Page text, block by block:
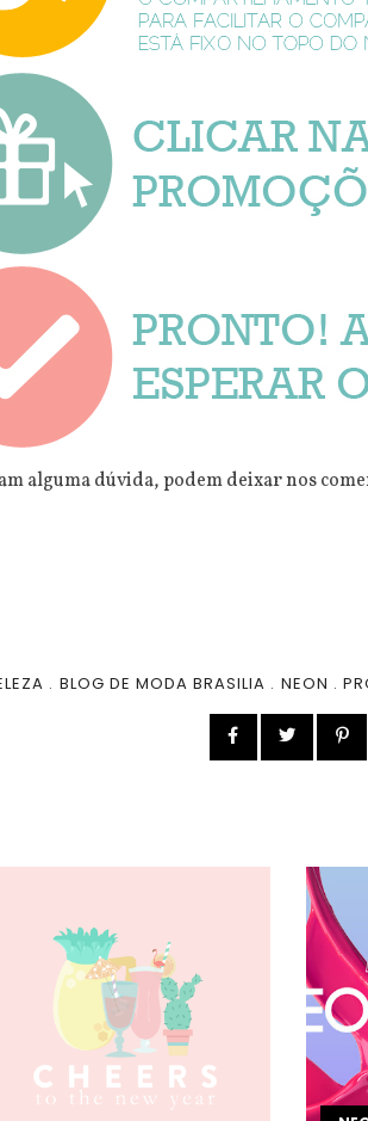
alguma dúvida, podem deixar nos
. BLOG DE MODA BRASILIA . NEON .